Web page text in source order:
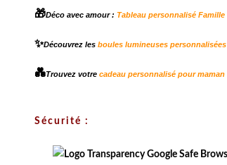
🎁Déco avec amour : Tableau personnalisé Famille
✨Découvrez les boules lumineuses personnalisées
💑Trouvez votre cadeau personnalisé pour maman
Sécurité :